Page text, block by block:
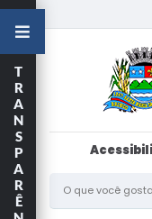
T
R
A
N
S
P
A
R
Ê